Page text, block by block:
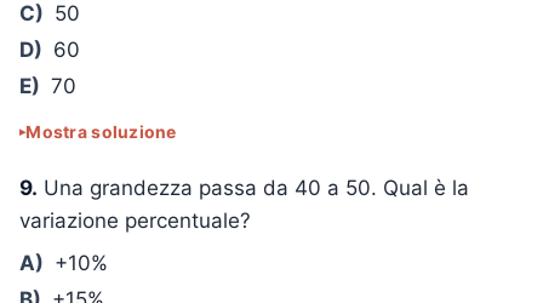
C) 50
D) 60
E) 70
Mostra soluzione
9. Una grandezza passa da 40 a 50. Qual è la
variazione percentuale?
A) +10%